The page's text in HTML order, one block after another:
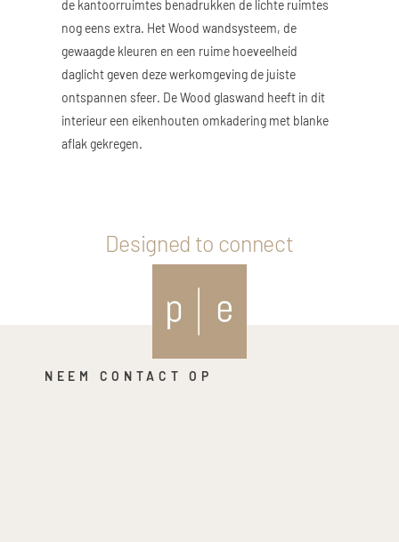
de kantoorruimtes benadrukken de lichte ruimtes
nog eens extra. Het Wood wandsysteem, de
gewaagde kleuren en een ruime hoeveelheid
daglicht geven deze werkomgeving de juiste
ontspannen sfeer. De Wood glaswand heeft in dit
interieur een eikenhouten omkadering met blanke
aflak gekregen.
Designed to connect
NEEM CONTACT OP